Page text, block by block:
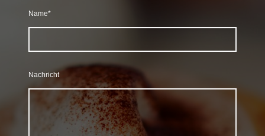
Name*
Nachricht